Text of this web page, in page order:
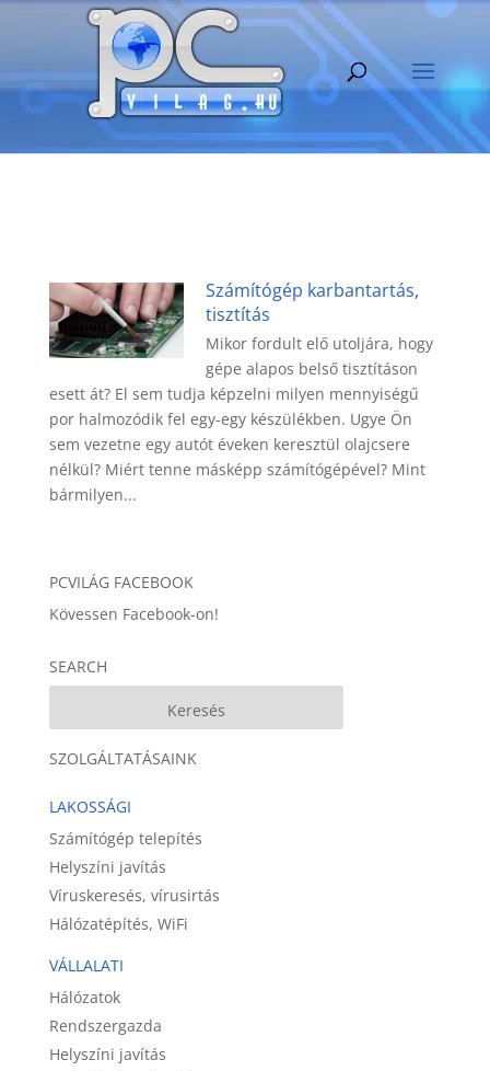
Számítógép karbantartás,
tisztítás
Mikor fordult elő utoljára, hogy
gépe alapos belső tisztításon
esett át? El sem tudja képzelni milyen mennyiségű
por halmozódik fel egy-egy készülékben. Ugye Ön
sem vezetne egy autót éveken keresztül olajcsere
nélkül? Miért tenne másképp számítógépével? Mint
bármilyen...
PCVILÁG FACEBOOK
Kövessen Facebook-on!
SEARCH
SZOLGÁLTATÁSAINK
LAKOSSÁGI
Számítógép telepítés
Helyszíni javítás
Víruskeresés, vírusirtás
Hálózatépítés, WiFi
VÁLLALATI
Hálózatok
Rendszergazda
Helyszíni javítás